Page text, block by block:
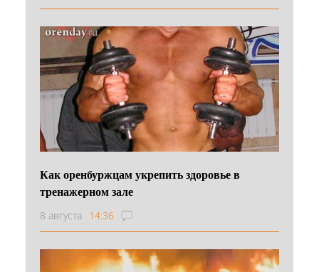
Как оренбуржцам укрепить здоровье в
тренажерном зале
8 августа 14:36